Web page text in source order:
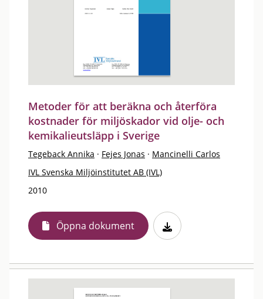
Metoder för att beräkna och återföra
kostnader för miljöskador vid olje- och
kemikalieutsläpp i Sverige
Tegeback Annika · Fejes Jonas · Mancinelli Carlos
IVL Svenska Miljöinstitutet AB (IVL)
2010
Öppna dokument